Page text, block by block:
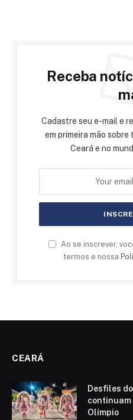
Receba
Cadastre seu e-mail e
em primeira mão
Ceará e no
Ao se inscrever,
termos e nossa
CEARÁ
Desfiles
continuam
Olímpio